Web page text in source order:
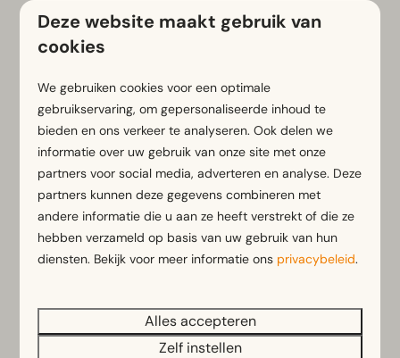
Family Edition – perfect voor gezinnen met
kinderen vanaf ±10 jaar
Ultimate Challenge – voor de échte
puzzelliefhebbers
Wat je nodig hebt:
De gratis PyramidXR-app
De Escape Pyramid (te huur bij de receptie)
En natuurlijk… een team vol speurneuzen!
Duur: 1,5 tot 2 uur
Voor 2 tot 5 spelers
Reserveer hier
Deze website maakt gebruik van
cookies
We gebruiken cookies voor een optimale
gebruikservaring, om gepersonaliseerde inhoud te
bieden en ons verkeer te analyseren. Ook delen we
informatie over uw gebruik van onze site met onze
partners voor social media, adverteren en analyse. Deze
partners kunnen deze gegevens combineren met
andere informatie die u aan ze heeft verstrekt of die ze
hebben verzameld op basis van uw gebruik van hun
diensten. Bekijk voor meer informatie ons privacybeleid.
Alles accepteren
Zelf instellen